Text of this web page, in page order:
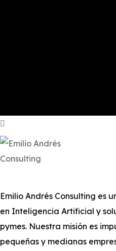
Emilio Andrés Consulting es
en Inteligencia Artificial y
pymes. Nuestra misión es
pequeñas y medianas